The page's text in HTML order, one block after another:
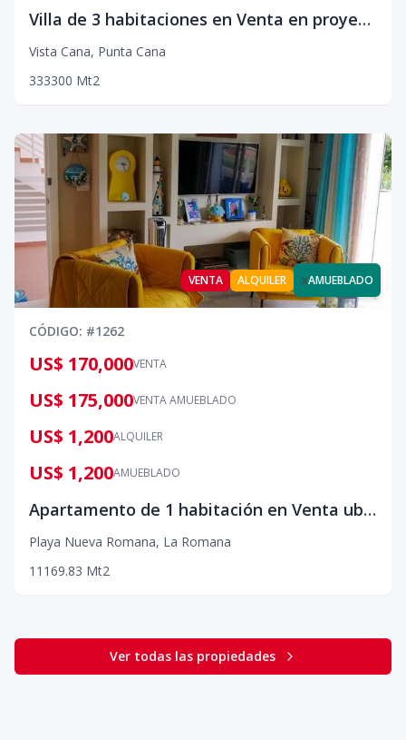
Villa de 3 habitaciones en Venta en proyecto exclusivo en Vista Cana, Punta Cana.
Vista Cana, Punta Cana
333300 Mt2
VENTA ALQUILER xAMUEBLADO
CÓDIGO: #1262
VENTA
US$ 170,000
VENTA AMUEBLADO
US$ 175,000
ALQUILER
US$ 1,200
AMUEBLADO
US$ 1,200
Apartamento de 1 habitación en Venta ubicado en Playa Nueva Romana
Playa Nueva Romana, La Romana
1 1 169.83 Mt2
Ver todas las propiedades